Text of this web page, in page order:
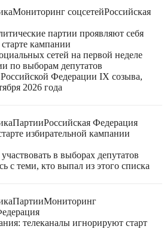
Мониторинг соцсетейРоссийская
партии проявляют себя
кампании
сетей на первой неделе
по выборам депутатов
Федерации IX созыва,
2026 года
ПартииРоссийская Федерация
избирательной кампании
в выборах депутатов
с теми, кто выпал из этого списка
ПартииМониторинг
телеканалы игнорируют старт